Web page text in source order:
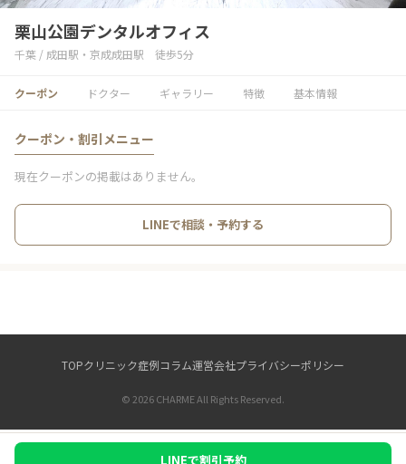
栗山公園デンタルオフィス
千葉 / 成田駅・京成成田駅 徒歩5分
クーポン ドクター ギャラリー 特徴 基本情報
クーポン・割引メニュー
現在クーポンの掲載はありません。
LINEで相談・予約する
LINEで割引予約
TOPクリニック症例コラム運営会社プライバシーポリシー
© 2026 CHARME All Rights Reserved.